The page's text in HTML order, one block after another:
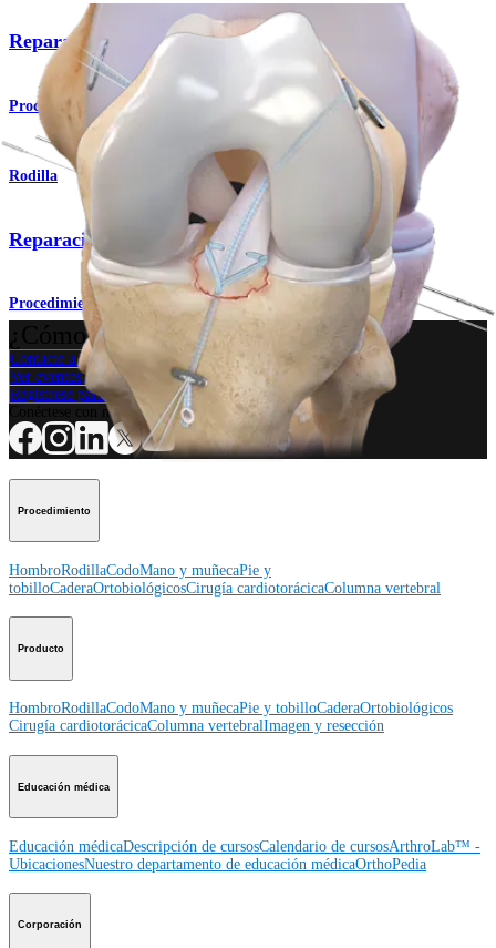
Reparación del tendón del cuádriceps
Procedimiento
Rodilla
Reparación de la avulsión de la espina tibial
Procedimiento
¿Cómo podemos ayudarlo?
Contacte a un representante
Ver eventos, laboratorios y oportunidades educativas
Regístrese para recibir: ¿Qué hay de nuevo en Arthrex?
Conéctese con nosotros
Procedimiento
HombroRodillaCodoMano y muñecaPie y
tobilloCaderaOrtobiológicosCirugía cardiotorácicaColumna vertebral
Producto
HombroRodillaCodoMano y muñecaPie y tobilloCaderaOrtobiológicos
Cirugía cardiotorácicaColumna vertebralImagen y resección
Educación médica
Educación médicaDescripción de cursosCalendario de cursosArthroLab™ -
UbicacionesNuestro departamento de educación médicaOrthoPedia
Corporación